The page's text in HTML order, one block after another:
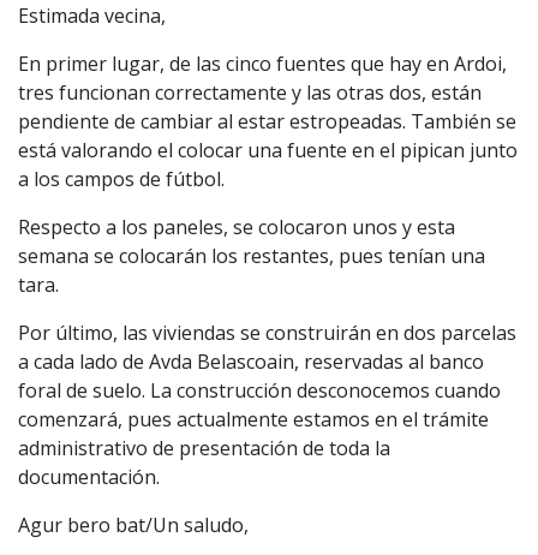
Estimada vecina,
En primer lugar, de las cinco fuentes que hay en Ardoi,
tres funcionan correctamente y las otras dos, están
pendiente de cambiar al estar estropeadas. También se
está valorando el colocar una fuente en el pipican junto
a los campos de fútbol.
Respecto a los paneles, se colocaron unos y esta
semana se colocarán los restantes, pues tenían una
tara.
Por último, las viviendas se construirán en dos parcelas
a cada lado de Avda Belascoain, reservadas al banco
foral de suelo. La construcción desconocemos cuando
comenzará, pues actualmente estamos en el trámite
administrativo de presentación de toda la
documentación.
Agur bero bat/Un saludo,